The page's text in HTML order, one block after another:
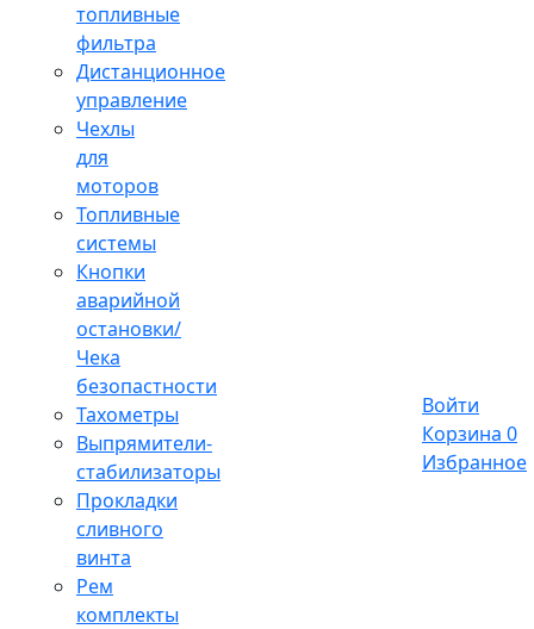
топливные
фильтра
Дистанционное
управление
Чехлы
для
моторов
Топливные
системы
Кнопки
аварийной
остановки/
Чека
безопастности
Тахометры
Выпрямители-
стабилизаторы
Прокладки
сливного
винта
Рем
комплекты
Войти
Корзина 0
Избранное